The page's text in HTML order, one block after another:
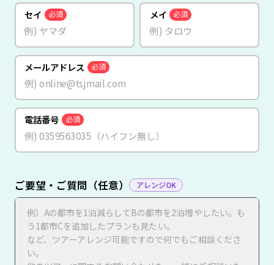
セイ 必須 メイ 必須
メールアドレス 必須
電話番号 必須
ご要望・ご質問（任意） アレンジOK